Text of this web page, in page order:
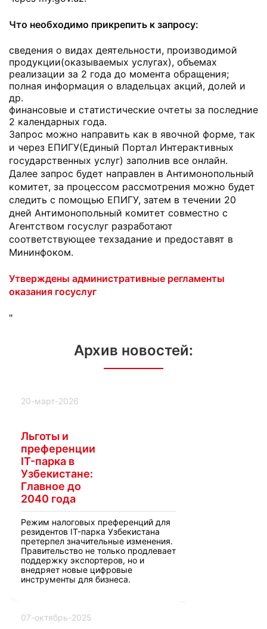
Что необходимо прикрепить к запросу:
сведения о видах деятельности, производимой
продукции(оказываемых услугах), объемах
реализации за 2 года до момента обращения;
полная информация о владельцах акций, долей и
др.
финансовые и статистические очтеты за последние
2 календарных года.
Запрос можно направить как в явочной форме, так
и через ЕПИГУ(Единый Портал Интерактивных
государственных услуг) заполнив все онлайн.
Далее запрос будет направлен в Антимонопольный
комитет, за процессом рассмотрения можно будет
следить с помощью ЕПИГУ, затем в течении 20
дней Антимонопольный комитет совместно с
Агентством госуслуг разработают
соответствующее техзадание и предоставят в
Мининфоком.
Утверждены административные регламенты
оказания госуслуг
"
Архив новостей:
20-март-2026
Льготы и
преференции
IT-парка в
Узбекистане:
Главное до
2040 года
Режим налоговых преференций для
резидентов IT-парка Узбекистана
претерпел значительные изменения.
Правительство не только продлевает
поддержку экспортеров, но и
внедряет новые цифровые
инструменты для бизнеса.
07-октябрь-2025